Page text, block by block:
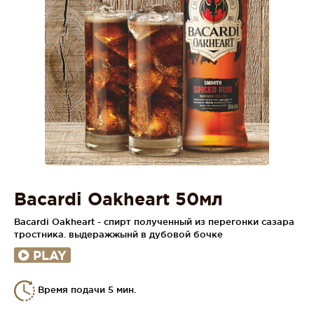
Bacardi Oakheart 50мл
Bacardi Oakheart - спирт полученный из перегонки сазара
тростника. выдеражжынй в дубовой бочке
PLAY
Время подачи 5 мин.